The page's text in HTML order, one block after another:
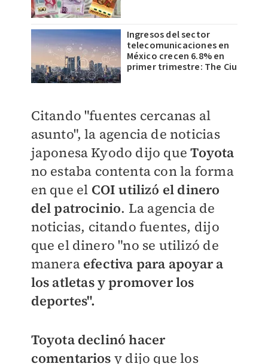
Ingresos del sector
telecomunicaciones en
México crecen 6.8% en
primer trimestre: The Ciu
Citando "fuentes cercanas al
asunto", la agencia de noticias
japonesa Kyodo dijo queToyota
no estaba contenta con la forma
en que el COI utilizó el dinero
del patrocinio. La agencia de
noticias, citando fuentes, dijo
que el dinero "no se utilizó de
manera efectiva para apoyar a
los atletas y promover los
deportes".
Toyota declinó hacer
comentarios y dijo que los